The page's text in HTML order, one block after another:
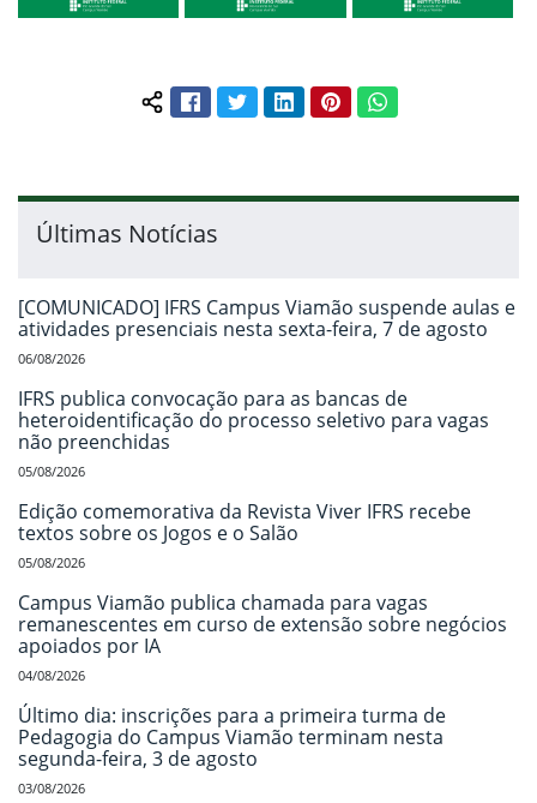
Compartilhar conteúdo:
FacebookTwitterLinkedInPinterestWhatsApp
Últimas Notícias
[COMUNICADO] IFRS Campus Viamão suspende aulas e
atividades presenciais nesta sexta-feira, 7 de agosto
06/08/2026
IFRS publica convocação para as bancas de
heteroidentificação do processo seletivo para vagas
não preenchidas
05/08/2026
Edição comemorativa da Revista Viver IFRS recebe
textos sobre os Jogos e o Salão
05/08/2026
Campus Viamão publica chamada para vagas
remanescentes em curso de extensão sobre negócios
apoiados por IA
04/08/2026
Último dia: inscrições para a primeira turma de
Pedagogia do Campus Viamão terminam nesta
segunda-feira, 3 de agosto
03/08/2026